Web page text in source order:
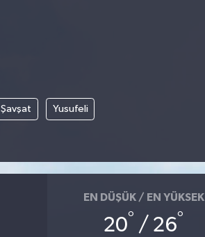
Şavşat Yusufeli
EN DÜŞÜK / EN YÜKSEK
20° / 26°